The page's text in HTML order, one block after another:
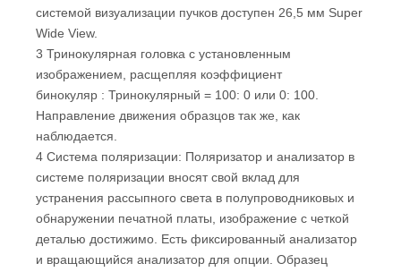
системой визуализации пучков доступен 26,5 мм Super
Wide View.
3 Тринокулярная головка с установленным
изображением, расщепляя коэффициент
бинокуляр : Тринокулярный = 100: 0 или 0: 100.
Направление движения образцов так же, как
наблюдается.
4 Система поляризации: Поляризатор и анализатор в
системе поляризации вносят свой вклад для
устранения рассыпного света в полупроводниковых и
обнаружении печатной платы, изображение с четкой
деталью достижимо. Есть фиксированный анализатор
и вращающийся анализатор для опции. Образец